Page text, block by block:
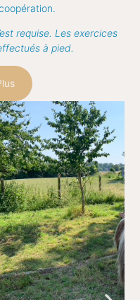
requise. Les exercices
à pied.